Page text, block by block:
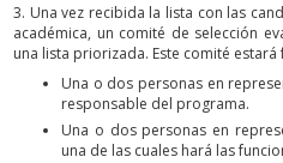
3. Una vez recibida la lista con las
académica, un comité de selección
una lista priorizada. Este comité
Una o dos personas en
responsable del programa.
Una o dos personas en
una de las cuales hará las